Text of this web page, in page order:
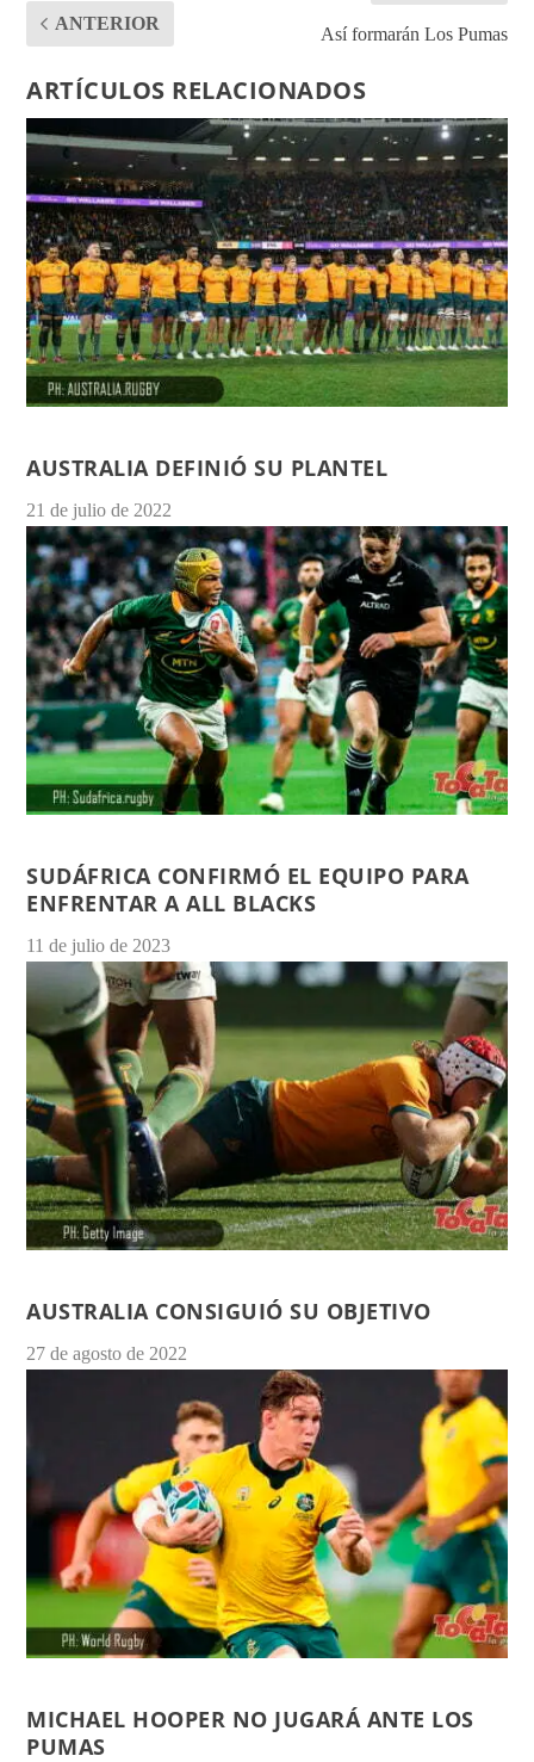
ANTERIOR
Así formarán Los Pumas
ARTÍCULOS RELACIONADOS
AUSTRALIA DEFINIÓ SU PLANTEL
21 de julio de 2022
SUDÁFRICA CONFIRMÓ EL EQUIPO PARA
ENFRENTAR A ALL BLACKS
11 de julio de 2023
AUSTRALIA CONSIGUIÓ SU OBJETIVO
27 de agosto de 2022
MICHAEL HOOPER NO JUGARÁ ANTE LOS
PUMAS